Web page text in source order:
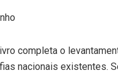
completa o
nacionais existentes.